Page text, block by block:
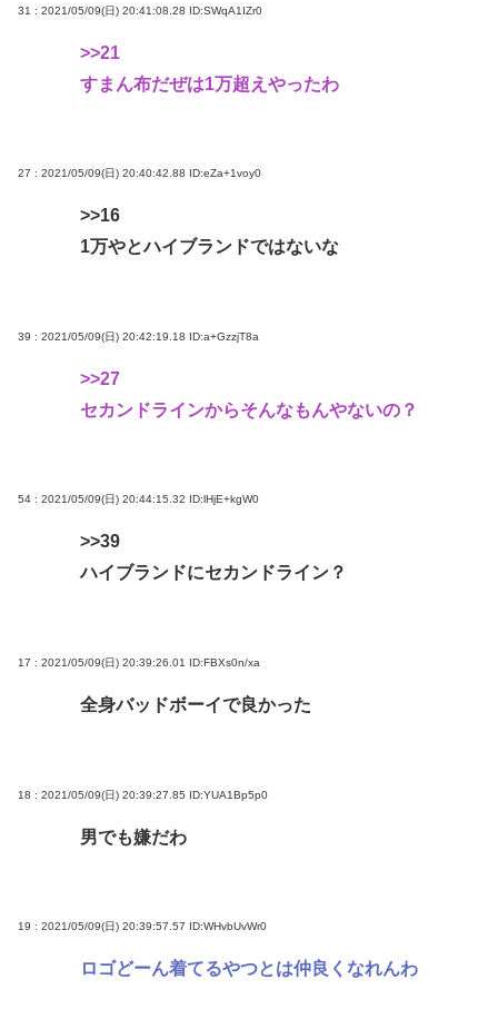
31 : 2021/05/09(日) 20:41:08.28 ID:SWqA1IZr0
>>21
すまん布だぜは1万超えやったわ
27 : 2021/05/09(日) 20:40:42.88 ID:eZa+1voy0
>>16
1万やとハイブランドではないな
39 : 2021/05/09(日) 20:42:19.18 ID:a+GzzjT8a
>>27
セカンドラインからそんなもんやないの？
54 : 2021/05/09(日) 20:44:15.32 ID:lHjE+kgW0
>>39
ハイブランドにセカンドライン？
17 : 2021/05/09(日) 20:39:26.01 ID:FBXs0n/xa
全身バッドボーイで良かった
18 : 2021/05/09(日) 20:39:27.85 ID:YUA1Bp5p0
男でも嫌だわ
19 : 2021/05/09(日) 20:39:57.57 ID:WHvbUvWr0
ロゴどーん着てるやつとは仲良くなれんわ